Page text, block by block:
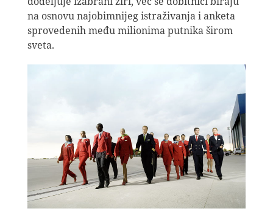
na osnovu najobimnijeg istraživanja i anketa
sprovedenih među milionima putnika širom
sveta.